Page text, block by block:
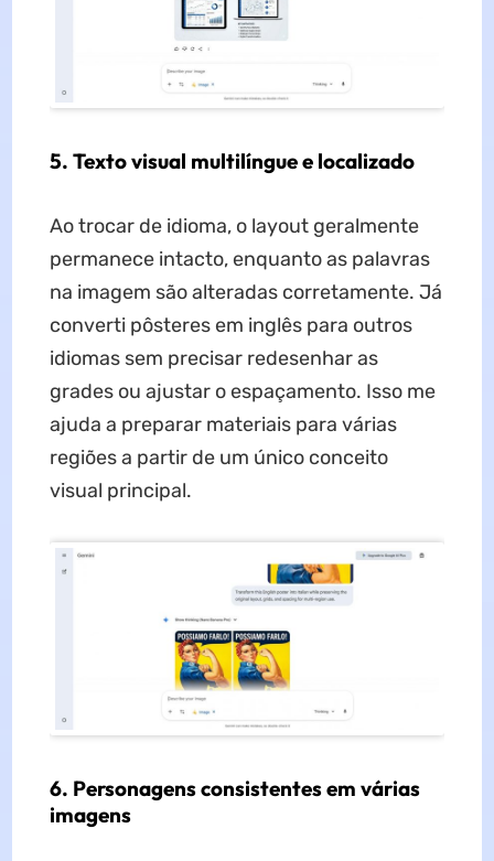
5. Texto visual multilíngue e localizado
Ao trocar de idioma, o layout geralmente
permanece intacto, enquanto as palavras
na imagem são alteradas corretamente. Já
converti pôsteres em inglês para outros
idiomas sem precisar redesenhar as
grades ou ajustar o espaçamento. Isso me
ajuda a preparar materiais para várias
regiões a partir de um único conceito
visual principal.
6. Personagens consistentes em várias
imagens